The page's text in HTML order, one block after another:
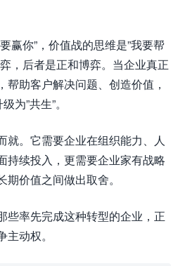
赢你”，价值战的思维是”我要帮
，后者是正和博弈。当企业真正
帮助客户解决问题、创造价值，
为”共生”。
就。它需要企业在组织能力、人
持续投入，更需要企业家有战略
价值之间做出取舍。
些率先完成这种转型的企业，正
动权。